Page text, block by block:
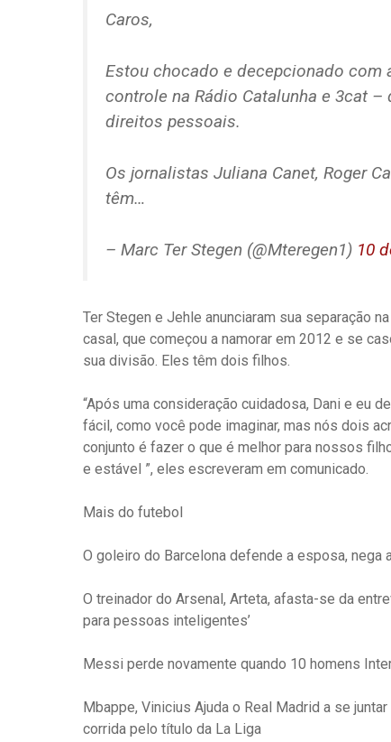
Caros,
Estou chocado e decepcionado com
controle na Rádio Catalunha e 3cat
direitos pessoais.
Os jornalistas Juliana Canet, Roger
têm…
– Marc Ter Stegen (@Mteregen1) 10
Ter Stegen e Jehle anunciaram sua separação
casal, que começou a namorar em 2012 e se
sua divisão. Eles têm dois filhos.
“Após uma consideração cuidadosa, Dani e eu
fácil, como você pode imaginar, mas nós dois
conjunto é fazer o que é melhor para nossos
e estável ”, eles escreveram em comunicado.
Mais do futebol
O goleiro do Barcelona defende a esposa, nega
O treinador do Arsenal, Arteta, afasta-se da
para pessoas inteligentes’
Messi perde novamente quando 10 homens
Mbappe, Vinicius Ajuda o Real Madrid a se
corrida pelo título da La Liga